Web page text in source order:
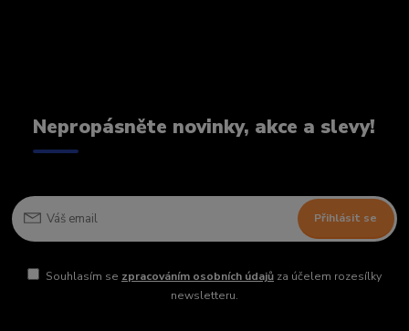
Nepropásněte novinky, akce a slevy!
Přihlásit se
Souhlasím se zpracováním osobních údajůza účelem rozesílky
newsletteru.